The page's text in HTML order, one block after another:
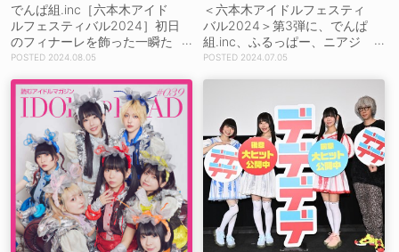
でんぱ組.inc［六本木アイド
ルフェスティバル2024］初日
のフィナーレを飾った一瞬た
りとも目が離せない狂騒の宴
で、でんぱ組.incです！」
2024.08.05
＜六本木アイドルフェスティ
バル2024＞第3弾に、でんぱ
組.inc、ふるっぱー、ニアジ
ョイ
2024.07.05